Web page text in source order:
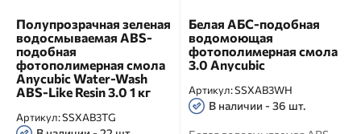
Полупрозрачная зеленая
водосмываемая ABS-
подобная
фотополимерная смола
Anycubic Water-Wash
ABS-Like Resin 3.0 1 кг
Артикул:SSXAB3TG
Белая АБС-подобная
водомоющая
фотополимерная смола
3.0 Anycubic
Артикул:SSXAB3WH
В наличии - 36 шт.